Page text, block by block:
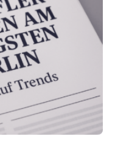
makler*innen. Ein
der Befragten ist
Jahren eine
nur ein Drittel hat